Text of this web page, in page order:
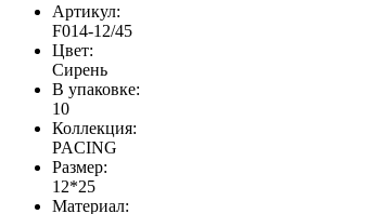
Артикул:
F014-12/45
Цвет:
Сирень
В упаковке:
10
Коллекция:
PACING
Размер:
12*25
Материал: